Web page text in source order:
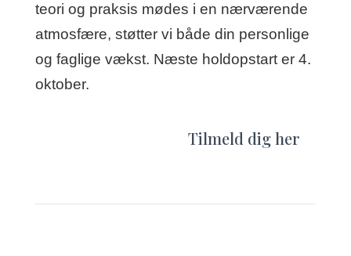
teori og praksis mødes i en nærværende
atmosfære, støtter vi både din personlige
og faglige vækst. Næste holdopstart er 4.
oktober.
Tilmeld dig her